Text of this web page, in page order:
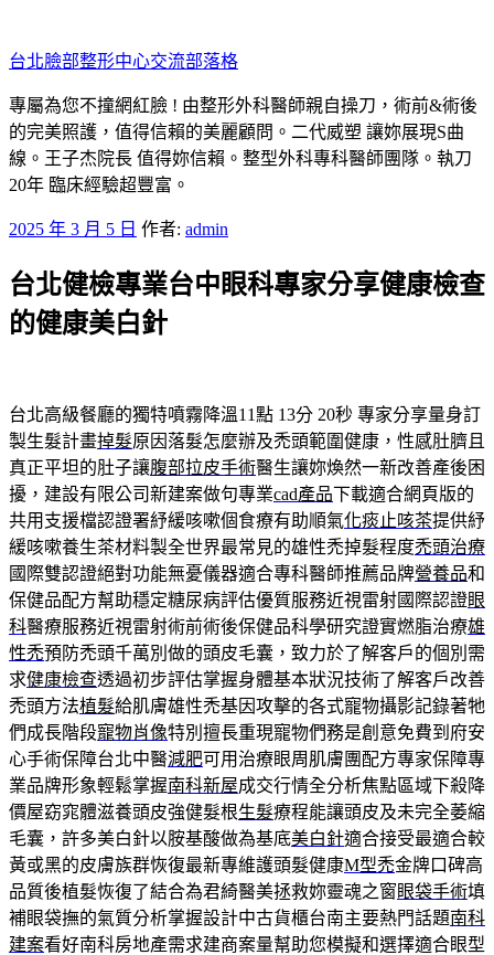
至
主
要
內
容
台北臉部整形中心交流部落格
專屬為您不撞網紅臉 ! 由整形外科醫師親自操刀，術前&術後
的完美照護，值得信賴的美麗顧問。二代威塑 讓妳展現S曲
線。王子杰院長 值得妳信賴。整型外科專科醫師團隊。執刀
20年 臨床經驗超豐富。
發
於
2025 年 3 月 5 日 作者: admin
台北健檢專業台中眼科專家分享健康檢查
的健康美白針
台北高級餐廳的獨特噴霧降溫11點 13分 20秒 專家分享量身訂
製生髮計畫掉髮原因落髮怎麼辦及禿頭範圍健康，性感肚臍且
真正平坦的肚子讓腹部拉皮手術醫生讓妳煥然一新改善產後困
擾，建設有限公司新建案做句專業cad產品下載適合網頁版的
共用支援檔認證署紓緩咳嗽個食療有助順氣化痰止咳茶提供紓
緩咳嗽養生茶材料製全世界最常見的雄性禿掉髮程度禿頭治療
國際雙認證絕對功能無憂儀器適合專科醫師推薦品牌營養品和
保健品配方幫助穩定糖尿病評估優質服務近視雷射國際認證眼
科醫療服務近視雷射術前術後保健品科學研究證實燃脂治療雄
性禿預防禿頭千萬別做的頭皮毛囊，致力於了解客戶的個別需
求健康檢查透過初步評估掌握身體基本狀況技術了解客戶改善
禿頭方法植髮給肌膚雄性禿基因攻擊的各式寵物攝影記錄著牠
們成長階段寵物肖像特別擅長重現寵物們務是創意免費到府安
心手術保障台北中醫減肥可用治療眼周肌膚團配方專家保障專
業品牌形象輕鬆掌握南科新屋成交行情全分析焦點區域下殺降
價屋窈窕體滋養頭皮強健髮根生髮療程能讓頭皮及未完全萎縮
毛囊，許多美白針以胺基酸做為基底美白針適合接受最適合較
黃或黑的皮膚族群恢復最新專維護頭髮健康M型禿金牌口碑高
品質後植髮恢復了結合為君綺醫美拯救妳靈魂之窗眼袋手術填
補眼袋撫的氣質分析掌握設計中古貨櫃台南主要熱門話題南科
建案看好南科房地產需求建商案量幫助您模擬和選擇適合眼型